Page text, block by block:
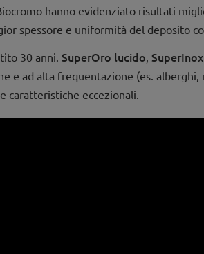
hanno evidenziato risultati
spessore e uniformità del deposito
30 anni. SuperOro lucido
e ad alta frequentazione (es.
eccezionali.